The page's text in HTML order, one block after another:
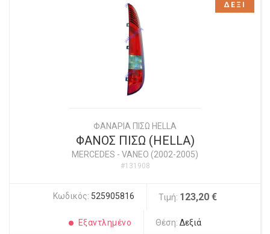
ΦΑΝΑΡΙΑ ΠΙΣΩ HELLA
ΦΑΝΟΣ ΠΙΣΩ (HELLA)
MERCEDES - VANEO (2002-2005)
#131908
Κωδικός: 525905816 Τιμή: 123,20 €
Εξαντλημένο Θέση:Δεξιά
ΔΕΞΙ